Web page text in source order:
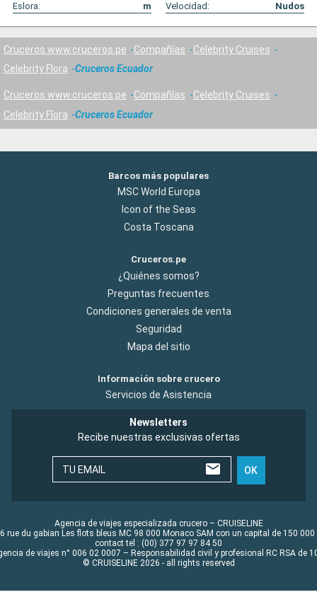
Eslora:
m Velocidad: Nudos
Cruceros www.cruceros.pe Compañías
Celebrity Cruises
Celebrity Flora
Cruceros Ecuador
Cruceros www.cruceros.pe Compañías
Celebrity Cruises
Celebrity Flora
Cruceros Ecuador
Barcos más populares
MSC World Europa
Icon of the Seas
Costa Toscana
Cruceros.pe
¿Quiénes somos?
Preguntas frecuentes
Condiciones generales de venta
Seguridad
Mapa del sitio
Información sobre crucero
Servicios de Asistencia
Newsletters
Recibe nuestras exclusivas ofertas
TU EMAIL OK
Agencia de viajes especializada crucero – CRUISELINE
rue du gabian Les flots bleus MC 98 000 Monaco SAM con un capital de 150 000
contact tel : (00) 377 97 97 84 50
de viajes n° 006 02 0007 – Responsabilidad civil y profesional RC RSA de
© CRUISELINE 2026 - all rights reserved